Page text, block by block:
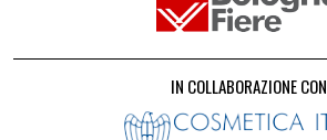
IN COLLABORAZIONE CON